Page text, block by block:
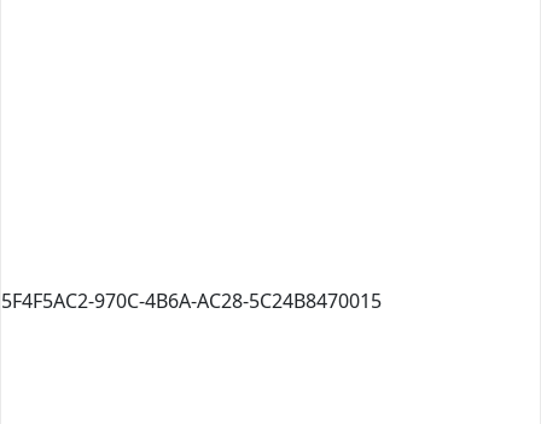
5F4F5AC2-970C-4B6A-AC28-5C24B8470015